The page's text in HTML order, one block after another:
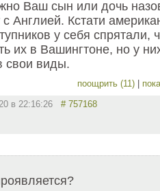
Ваш сын или дочь
Англией. Кстати
у себя спрятали,
их в Вашингтоне, но у
свои виды.
поощрить (11) |
в 22:16:26 # 757168